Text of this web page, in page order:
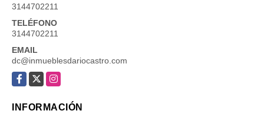
3144702211
TELÉFONO
3144702211
EMAIL
dc@inmueblesdariocastro.com
Facebook
X Instagram
INFORMACIÓN